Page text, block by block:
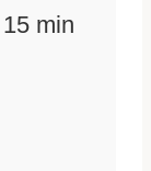
15mmin